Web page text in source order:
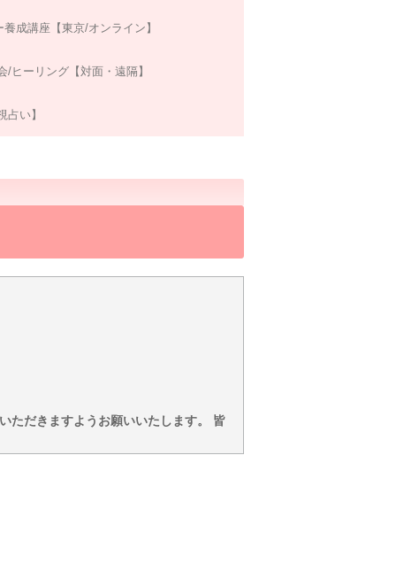
成講座【東京/オンライン】
ヒーリング【対面・遠隔】
い】
ただきますようお願いいたします。 皆